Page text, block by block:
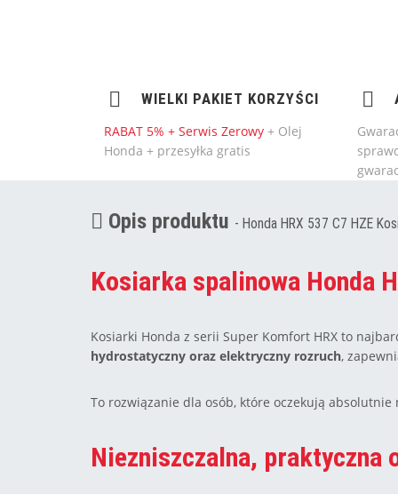
WIELKI PAKIET KORZYŚCI
RABAT 5% + Serwis Zerowy + Olej
Honda + przesyłka gratis
Opis produktu - Honda HRX 537 C7 HZE
Kosiarka spalinowa Honda
Kosiarki Honda z serii Super Komfort HRX to
hydrostatyczny oraz elektryczny rozruch,
To rozwiązanie dla osób, które oczekują
Niezniszczalna, praktyczna